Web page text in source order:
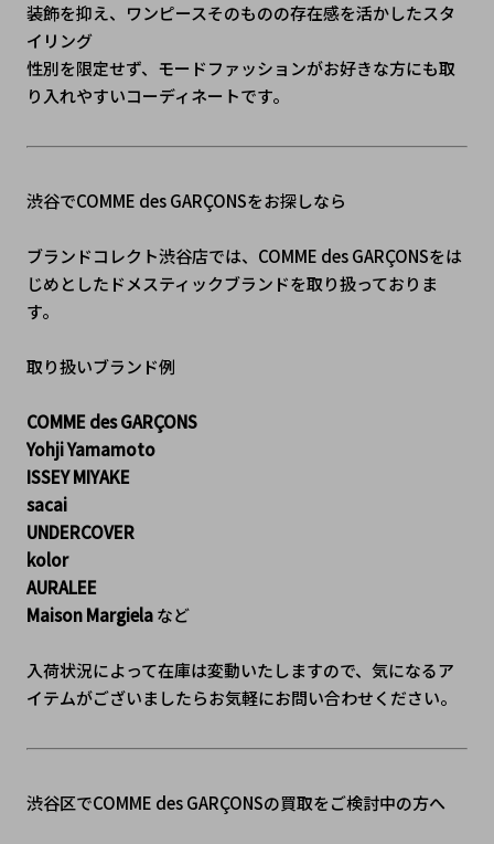
装飾を抑え、ワンピースそのものの存在感を活かしたスタ
イリング
性別を限定せず、モードファッションがお好きな方にも取
り入れやすいコーディネートです。
渋谷でCOMME des GARÇONSをお探しなら
ブランドコレクト渋谷店では、COMME des GARÇONSをは
じめとしたドメスティックブランドを取り扱っておりま
す。
取り扱いブランド例
COMME des GARÇONS
Yohji Yamamoto
ISSEY MIYAKE
sacai
UNDERCOVER
kolor
AURALEE
Maison Margiela など
入荷状況によって在庫は変動いたしますので、気になるア
イテムがございましたらお気軽にお問い合わせください。
渋谷区でCOMME des GARÇONSの買取をご検討中の方へ